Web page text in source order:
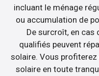
incluant le ménage
ou accumulation de
De surcroît, en cas
qualifiés peuvent
solaire. Vous profiterez
solaire en toute